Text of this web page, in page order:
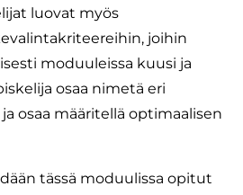
luovat myös
joihin
moduuleissa kuusi ja
osaa nimetä eri
osaa määritellä optimaalisen
tässä moduulissa opitut